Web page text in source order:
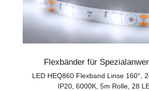
Flexbänder für
LED HEQ860 Flexband Linse 160°,
IP20, 6000K, 5m Rolle, 28